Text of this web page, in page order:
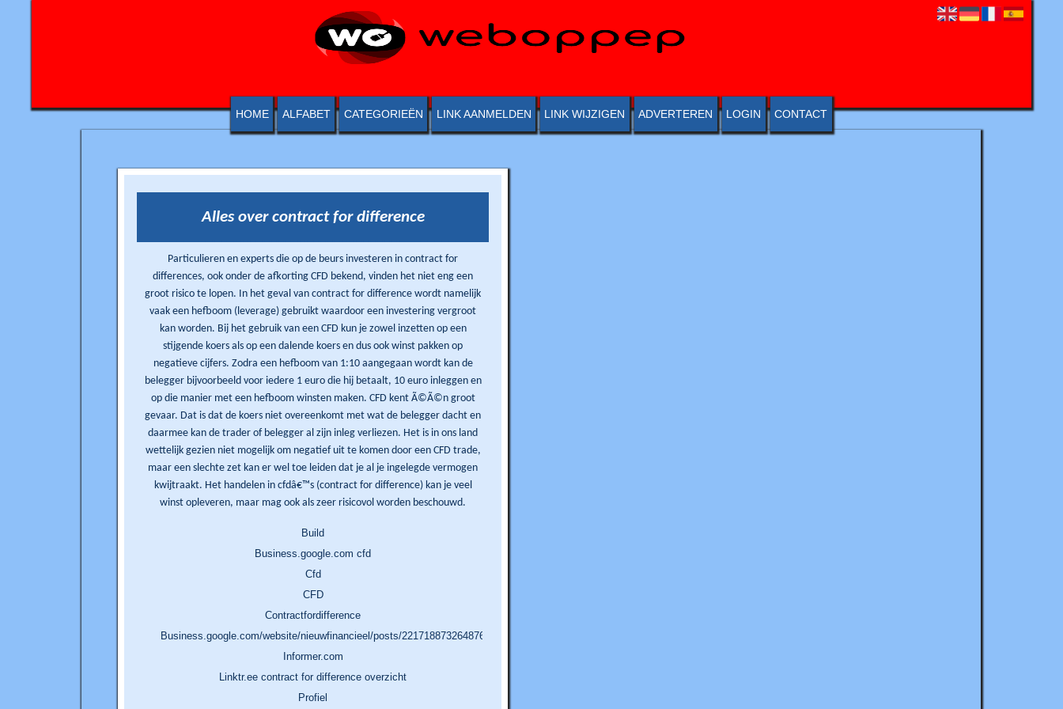
HOME ALFABET CATEGORIEËN LINK AANMELDEN LINK WIJZIGEN ADVERTEREN LOGIN CONTACT
Alles over contract for difference
Particulieren en experts die op de beurs investeren in contract for
differences, ook onder de afkorting CFD bekend, vinden het niet eng een
groot risico te lopen. In het geval van contract for difference wordt namelijk
vaak een hefboom (leverage) gebruikt waardoor een investering vergroot
kan worden. Bij het gebruik van een CFD kun je zowel inzetten op een
stijgende koers als op een dalende koers en dus ook winst pakken op
negatieve cijfers. Zodra een hefboom van 1:10 aangegaan wordt kan de
belegger bijvoorbeeld voor iedere 1 euro die hij betaalt, 10 euro inleggen en
op die manier met een hefboom winsten maken. CFD kent Ã©Ã©n groot
gevaar. Dat is dat de koers niet overeenkomt met wat de belegger dacht en
daarmee kan de trader of belegger al zijn inleg verliezen. Het is in ons land
wettelijk gezien niet mogelijk om negatief uit te komen door een CFD trade,
maar een slechte zet kan er wel toe leiden dat je al je ingelegde vermogen
kwijtraakt. Het handelen in cfdâ€™s (contract for difference) kan je veel
winst opleveren, maar mag ook als zeer risicovol worden beschouwd.
Build
Business.google.com cfd
Cfd
CFD
Contractfordifference
Business.google.com/website/nieuwfinancieel/posts/2217188732648765553
Informer.com
Linktr.ee contract for difference overzicht
Profiel